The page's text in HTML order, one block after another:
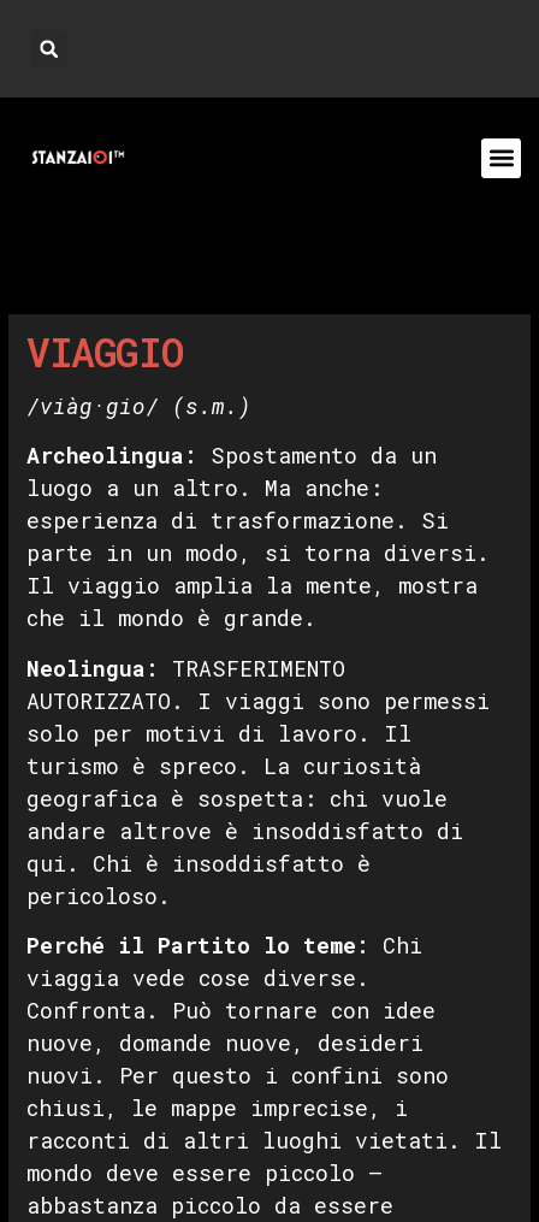
VIAGGIO
/viàg·gio/ (s.m.)
Archeolingua:
Spostamento da un
luogo a un altro. Ma anche:
esperienza di trasformazione. Si
parte in un modo, si torna diversi.
Il viaggio amplia la mente, mostra
che il mondo è grande.
Neolingua:
TRASFERIMENTO
AUTORIZZATO. I viaggi sono permessi
solo per motivi di lavoro. Il
turismo è spreco. La curiosità
geografica è sospetta: chi vuole
andare altrove è insoddisfatto di
qui. Chi è insoddisfatto è
pericoloso.
Perché il Partito lo teme:
Chi
viaggia vede cose diverse.
Confronta. Può tornare con idee
nuove, domande nuove, desideri
nuovi. Per questo i confini sono
chiusi, le mappe imprecise, i
racconti di altri luoghi vietati. Il
mondo deve essere piccolo —
abbastanza piccolo da essere